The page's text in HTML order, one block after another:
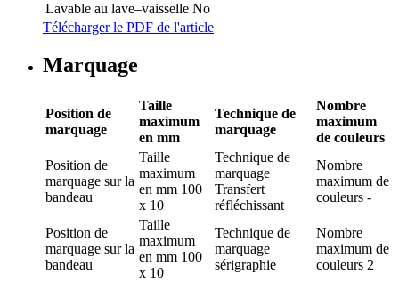
Lavable au lave–vaisselle No
Télécharger le PDF de l'article
Marquage
Position de
marquage
Taille
maximum
en mm
Technique de
marquage
Nombre
maximum
de couleurs
Position de
marquage sur la
bandeau
Taille
maximum
en mm 100
x 10
Technique de
marquage
Transfert
réfléchissant
Nombre
maximum de
couleurs -
Position de
marquage sur la
bandeau
Taille
maximum
en mm 100
x 10
Technique de
marquage
sérigraphie
Nombre
maximum de
couleurs 2